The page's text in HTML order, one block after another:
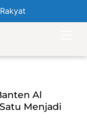
Al
Menjadi